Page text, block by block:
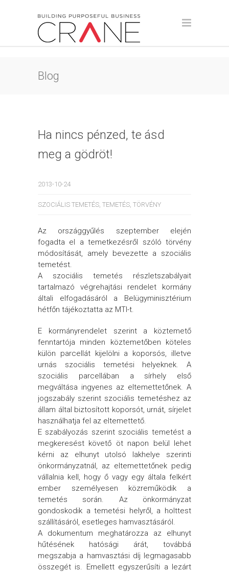
Blog
Ha nincs pénzed, te ásd
meg a gödröt!
2013-10-24
SZOCIÁLIS TEMETÉS, TEMETÉS, TÖRVÉNY
Az országgyűlés szeptember elején
fogadta el a temetkezésről szóló törvény
módosítását, amely bevezette a szociális
temetést.
A szociális temetés részletszabályait
tartalmazó végrehajtási rendelet kormány
általi elfogadásáról a Belügyminisztérium
hétfőn tájékoztatta az MTI-t.
E kormányrendelet szerint a köztemető
fenntartója minden köztemetőben köteles
külön parcellát kijelölni a koporsós, illetve
urnás szociális temetési helyeknek. A
szociális parcellában a sírhely első
megváltása ingyenes az eltemettetőnek. A
jogszabály szerint szociális temetéshez az
állam által biztosított koporsót, urnát, sírjelet
használhatja fel az eltemettető.
E szabályozás szerint szociális temetést a
megkeresést követő öt napon belül lehet
kérni az elhunyt utolsó lakhelye szerinti
önkormányzatnál, az eltemettetőnek pedig
vállalnia kell, hogy ő vagy egy általa felkért
ember személyesen közreműködik a
temetés során. Az önkormányzat
gondoskodik a temetési helyről, a holttest
szállításáról, esetleges hamvasztásáról.
A dokumentum meghatározza az elhunyt
hűtésének hatósági árát, továbbá
megszabja a hamvasztási díj legmagasabb
összegét is. Emellett egyszerűsíti a lezárt